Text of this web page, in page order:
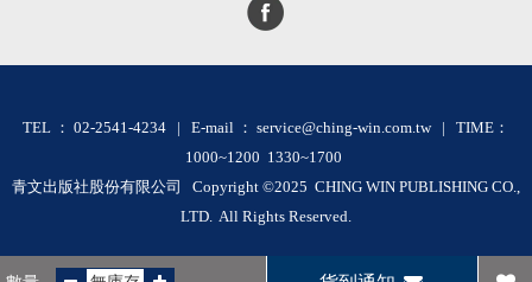
TEL ： 02-2541-4234 | E-mail ： service@ching-win.com.tw | TIME：
1000~1200 1330~1700
青文出版社股份有限公司 Copyright ©2025 CHING WIN PUBLISHING CO.,
LTD. All Rights Reserved.
RWD商城建置 尚峪資訊科技